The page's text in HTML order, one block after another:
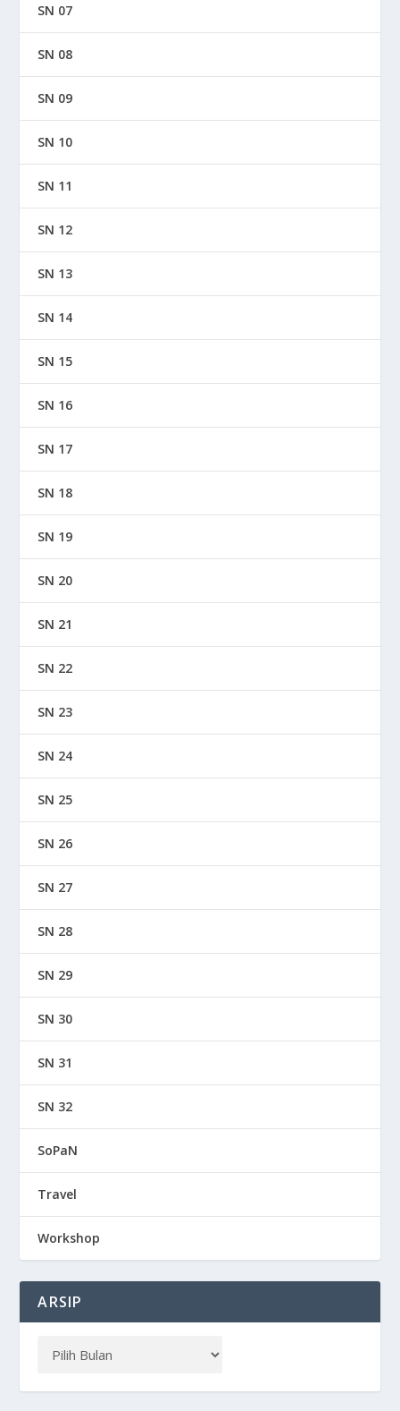
SN 07
SN 08
SN 09
SN 10
SN 11
SN 12
SN 13
SN 14
SN 15
SN 16
SN 17
SN 18
SN 19
SN 20
SN 21
SN 22
SN 23
SN 24
SN 25
SN 26
SN 27
SN 28
SN 29
SN 30
SN 31
SN 32
SoPaN
Travel
Workshop
ARSIP